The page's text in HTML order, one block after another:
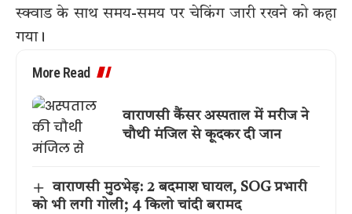
स्क्वाड के साथ समय-समय पर चेकिंग जारी रखने को कहा
गया।
More Read
वाराणसी कैंसर अस्पताल में मरीज ने
चौथी मंजिल से कूदकर दी जान
वाराणसी मुठभेड़: 2 बदमाश घायल, SOG प्रभारी
को भी लगी गोली; 4 किलो चांदी बरामद